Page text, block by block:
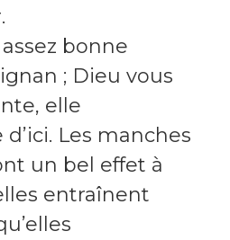
bonne
; Dieu vous
elle
Les manches
un bel effet à
entraînent